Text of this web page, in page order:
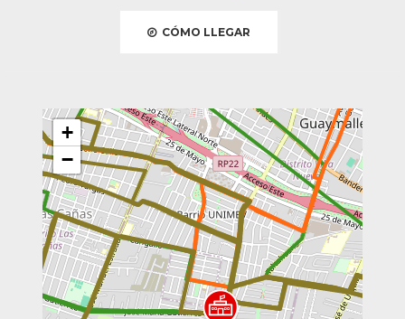
CÓMO LLEGAR
+
−